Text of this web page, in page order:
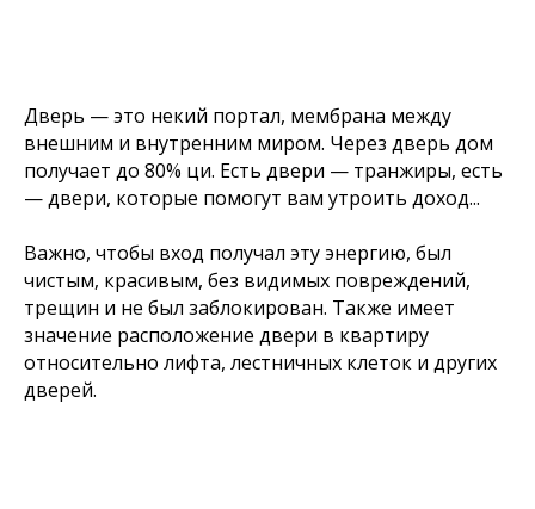
Дверь — это некий портал, мембрана между
внешним и внутренним миром. Через дверь дом
получает до 80% ци. Есть двери — транжиры, есть
— двери, которые помогут вам утроить доход...
Важно, чтобы вход получал эту энергию, был
чистым, красивым, без видимых повреждений,
трещин и не был заблокирован. Также имеет
значение расположение двери в квартиру
относительно лифта, лестничных клеток и других
дверей.